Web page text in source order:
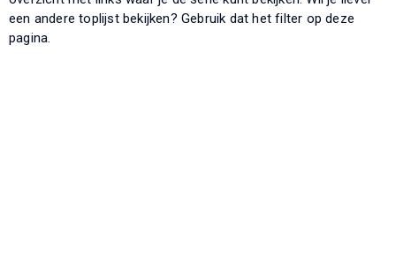
een andere toplijst bekijken? Gebruik dat het filter op deze
pagina.